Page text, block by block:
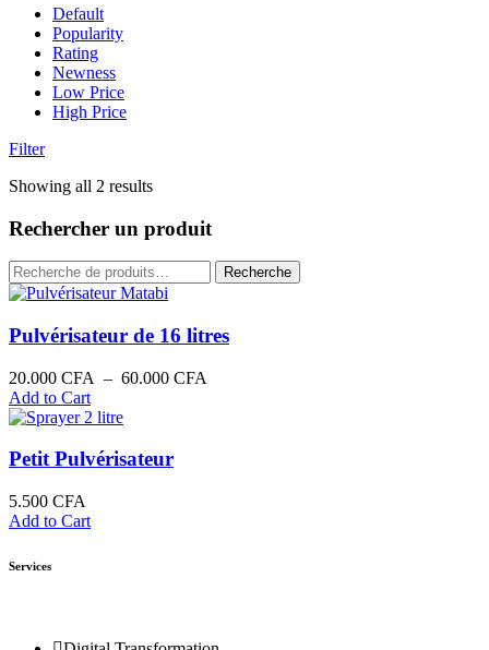
Default
Popularity
Rating
Newness
Low Price
High Price
Filter
Showing all 2 results
Rechercher un produit
Recherche
Pulvérisateur de 16 litres
20.000 CFA – 60.000 CFA
Add to Cart
Petit Pulvérisateur
5.500 CFA
Add to Cart
Services